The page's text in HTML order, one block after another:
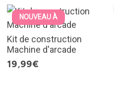
NOUVEAU À
Kit de construction
Machine d'arcade
19,99€